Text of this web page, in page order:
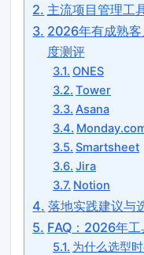
主流项目管理工
2026年有成熟
度测评
ONES
Tower
Asana
Smartsheet
Jira
Notion
落地实践建议与
FAQ：2026年
为什么选型